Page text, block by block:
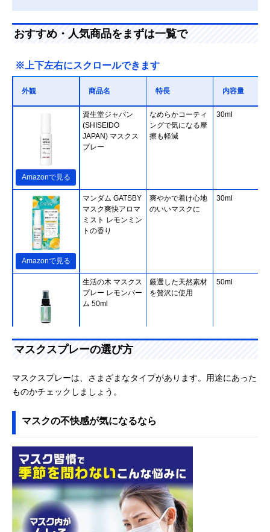
おすすめ・人気商品をまずは一覧で
※上下左右にスクロールできます
外観 商品名 特長 内容量
Amazonで見る
資生堂ジャパン
(SHISEIDO
JAPAN) マスクス
プレー
なめらかコーティ
ングで気になる摩
擦も軽減
30ml
Amazonで見る
マンダム GATSBY
マスク爽快アロマ
ミスト レモンミン
トの香り
爽やかで着け心地
のいいマスクに
30ml
Amazonで見る
生活の木 マスクス
プレー レモンバー
ム 50ml
厳選した天然素材
を贅沢に使用
50ml
ク抗菌化スプレー
パクトサイズ
Amazonで見る
フマキラー ウイル
シャット マスクで
ブロック
イオンの力でマス
マスクスプレーの選び方
マスクスプレーは、さまざまなタイプがあります。用途にあった
ものかチェックしましょう。
マスクの不快感が気になるなら